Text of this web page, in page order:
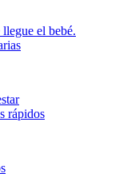
llegue el bebé.
rápidos